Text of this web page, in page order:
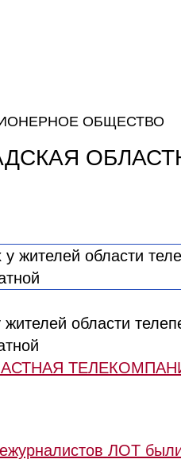
ОБЩЕСТВО
области
ЛОТ